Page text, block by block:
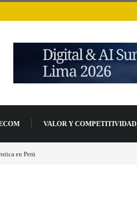
VALOR Y COMPETITIVIDAD
en Perú